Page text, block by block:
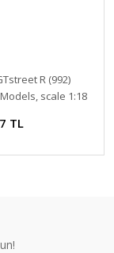
R (992)
scale 1:18
TL